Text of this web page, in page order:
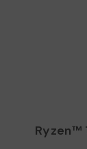
Ryzen™